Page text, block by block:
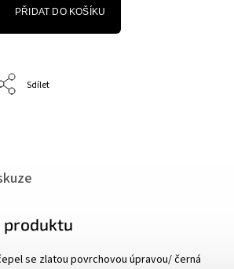
PŘIDAT DO KOŠÍKU
Sdílet
produktu
se zlatou povrchovou úpravou/ černá